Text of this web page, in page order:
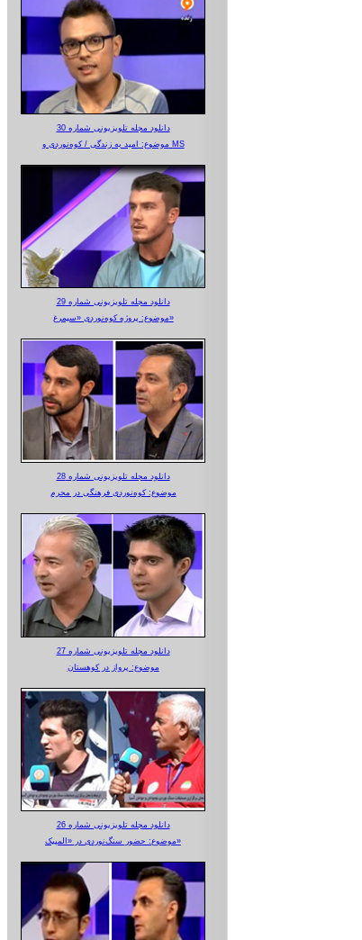
دانلود مجله تلویزیونی شماره 30
موضوع: امید به زندگی / کوه‌نوردی و MS
دانلود مجله تلویزیونی شماره 29
موضوع: پروژه کوه‌نوردی «سیمرغ»
دانلود مجله تلویزیونی شماره 28
موضوع: کوه‌نوردی فرهنگی در محرم
دانلود مجله تلویزیونی شماره 27
موضوع: پرواز در کوهستان
دانلود مجله تلویزیونی شماره 26
موضوع: حضور سنگ‌نوردی در «المپیک»